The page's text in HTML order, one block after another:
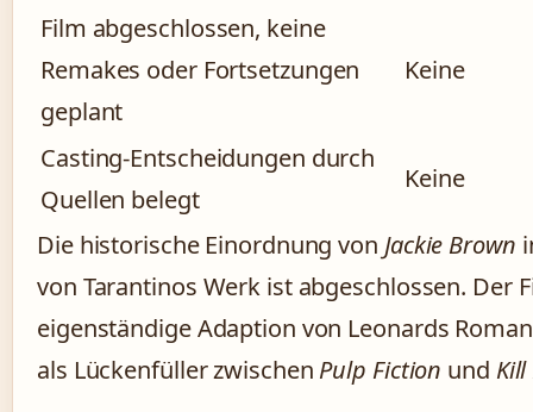
Film abgeschlossen, keine
Remakes oder Fortsetzungen
geplant
Keine
Casting-Entscheidungen durch
Quellen belegt
Keine
Die historische Einordnung von Jackie Brown
von Tarantinos Werk ist abgeschlossen. Der
eigenständige Adaption von Leonards
als Lückenfüller zwischen Pulp Fiction und